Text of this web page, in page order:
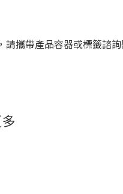
攜帶產品容器或標籤諮